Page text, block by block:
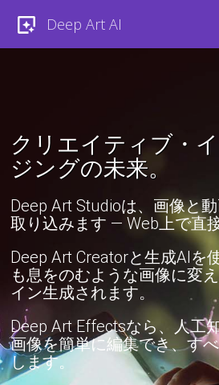
Deep Art AI
クリエイティブ・
ジングの未来。
Deep Art Studioは、画像と
取り込みます — Web上で直
Deep Art Creatorと生成AIを
も息をのむような画像に変
イン生成されます。
Deep Art Effectsなら、人工
画像を簡単に編集でき、す
します。